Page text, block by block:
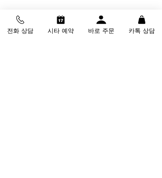
전화 상담 시타 예약 바로 주문 카톡 상담